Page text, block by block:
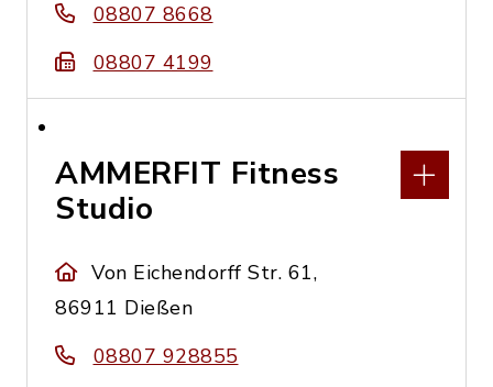
08807 8668
08807 4199
AMMERFIT Fitness
Studio
Von Eichendorff Str. 61,
86911 Dießen
08807 928855